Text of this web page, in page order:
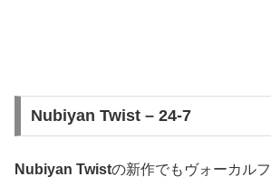
Nubiyan Twist – 24-7
Nubiyan Twistの新作でもヴォーカルフ